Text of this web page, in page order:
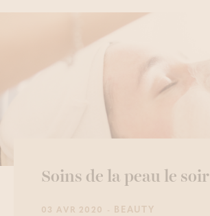
Soins de la peau le soir
03 AVR 2020 - BEAUTY